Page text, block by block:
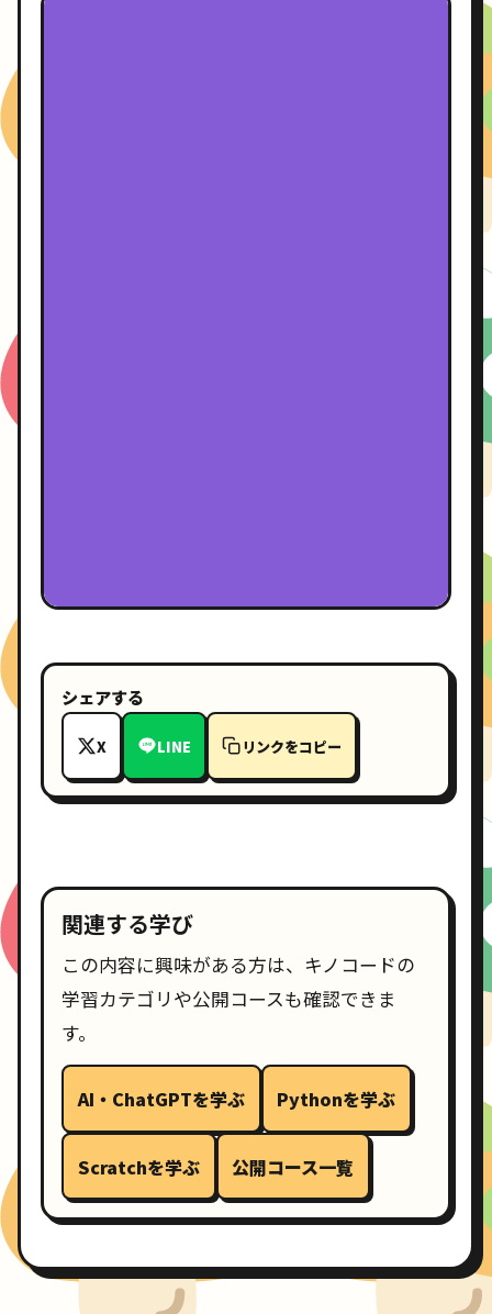
シェアする
X LINE リンクをコピー
関連する学び
この内容に興味がある方は、キノコードの
学習カテゴリや公開コースも確認できま
す。
AI・ChatGPTを学ぶ Pythonを学ぶ
Scratchを学ぶ 公開コース一覧